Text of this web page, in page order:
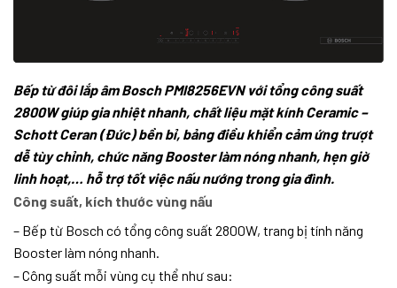
Bếp từ đôi lắp âm Bosch PMI8256EVN với tổng công suất
2800W giúp gia nhiệt nhanh, chất liệu mặt kính Ceramic –
Schott Ceran (Đức) bền bỉ, bảng điều khiển cảm ứng trượt
dễ tùy chỉnh, chức năng Booster làm nóng nhanh, hẹn giờ
linh hoạt,… hỗ trợ tốt việc nấu nướng trong gia đình.
Công suất, kích thước vùng nấu
– Bếp từ Bosch có tổng công suất 2800W, trang bị tính năng
Booster làm nóng nhanh.
– Công suất mỗi vùng cụ thể như sau: